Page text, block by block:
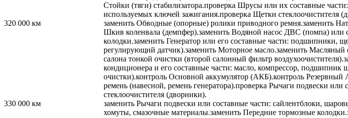
Стойки (тяги) стабилизатора.проверка Шрусы или их составные
используемых ключей зажигания.проверка Щетки стеклоочистителя
320 000 км заменить Обводные (опорные) ролики приводного ремня.заменить
Шкив коленвала (демпфер).заменить Водяной насос ДВС (помпа) или
колодки.заменить Генератор или его составные части: подшипники,
регулирующий датчик).заменить Моторное масло.заменить Масляный
салона тонкой очистки (второй салонный фильтр воздухоочистителя).
кондиционера и его составные части: масло, компрессор, подшипник
очистки).контроль Основной аккумулятор (АКБ).контроль Резервный
ремень (навесной, ремень генератора).проверка Рычаги подвески или
стеклоочистителя (дворники).
330 000 км заменить Рычаги подвески или составные части: сайлентблоки,
хомуты, смазочные материалы.заменить Передние тормозные колодки.